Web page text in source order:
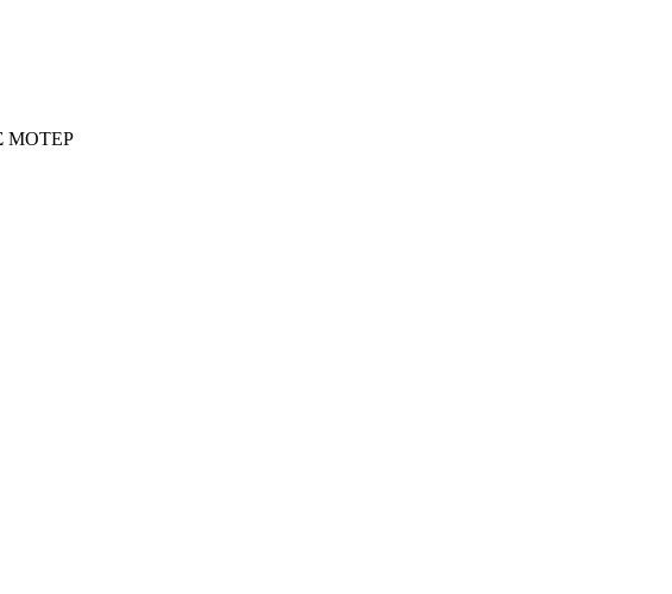
ΜΟΤΕΡ